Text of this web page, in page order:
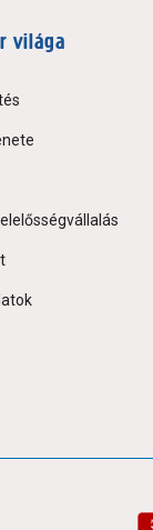
világa